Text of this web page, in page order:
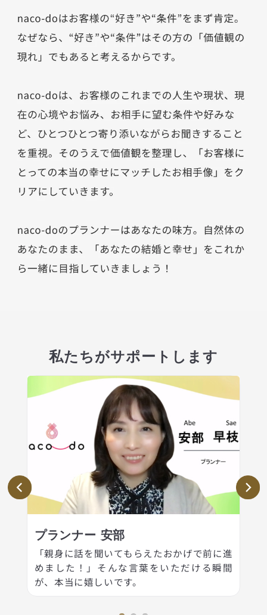
私たちがサポートします
プランナー 安部
「親身に話を聞いてもらえたおかげで前に進
めました！」そんな言葉をいただける瞬間
が、本当に嬉しいです。